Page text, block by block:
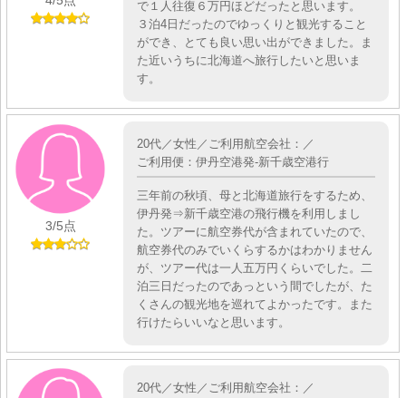
で１人往復６万円ほどだったと思います。
３泊4日だったのでゆっくりと観光すること
ができ、とても良い思い出ができました。ま
た近いうちに北海道へ旅行したいと思いま
す。
3/5点
20代／女性／ご利用航空会社：／
ご利用便：伊丹空港発-新千歳空港行
三年前の秋頃、母と北海道旅行をするため、
伊丹発⇒新千歳空港の飛行機を利用しまし
た。ツアーに航空券代が含まれていたので、
航空券代のみでいくらするかはわかりません
が、ツアー代は一人五万円くらいでした。二
泊三日だったのであっという間でしたが、た
くさんの観光地を巡れてよかったです。また
行けたらいいなと思います。
20代／女性／ご利用航空会社：／